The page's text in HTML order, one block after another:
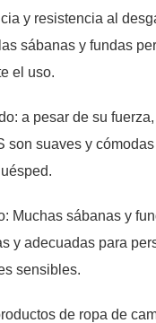
y resistencia al
sábanas y fundas
el uso.
a pesar de su
son suaves y cómodas
Muchas sábanas y
y adecuadas para
sensibles.
de ropa de